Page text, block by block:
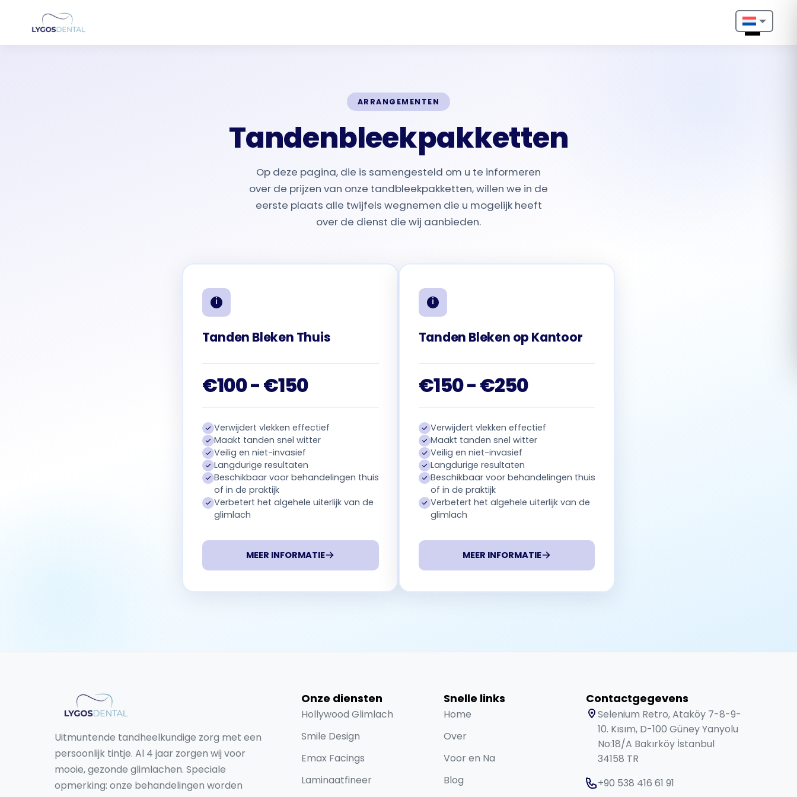
Nederlands
ARRANGEMENTEN
Tandenbleekpakketten
Op deze pagina, die is samengesteld om u te informeren
over de prijzen van onze tandbleekpakketten, willen we in de
eerste plaats alle twijfels wegnemen die u mogelijk heeft
over de dienst die wij aanbieden.
Tanden Bleken Thuis
€100 - €150
Verwijdert vlekken effectief
Maakt tanden snel witter
Veilig en niet-invasief
Langdurige resultaten
Beschikbaar voor behandelingen thuis
of in de praktijk
Verbetert het algehele uiterlijk van de
glimlach
MEER INFORMATIE
Tanden Bleken op Kantoor
€150 - €250
Verwijdert vlekken effectief
Maakt tanden snel witter
Veilig en niet-invasief
Langdurige resultaten
Beschikbaar voor behandelingen thuis
of in de praktijk
Verbetert het algehele uiterlijk van de
glimlach
MEER INFORMATIE
Uitmuntende tandheelkundige zorg met een
persoonlijk tintje. Al 4 jaar zorgen wij voor
mooie, gezonde glimlachen. Speciale
opmerking: onze behandelingen worden
Onze diensten
Hollywood Glimlach
Smile Design
Emax Facings
Laminaatfineer
Snelle links
Home
Over
Voor en Na
Blog
Contactgegevens
Selenium Retro, Ataköy 7-8-9-
10. Kısım, D-100 Güney Yanyolu
No:18/A Bakırköy İstanbul
34158 TR
+90 538 416 61 91